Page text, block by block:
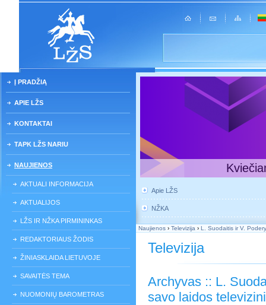
Į PRADŽIĄ
APIE LŽS
KONTAKTAI
TAPK LŽS NARIU
NAUJIENOS
AKTUALI INFORMACIJA
AKTUALIJOS
LŽS IR NŽKA PIRMININKAS
REDAKTORIAUS ŽODIS
ŽINIASKLAIDA LIETUVOJE
SAVAITĖS TEMA
NUOMONIŲ BAROMETRAS
Apie LŽS
NŽKA
Naujienos › Televizija › L. Suodaitis ir V.
Televizija
Archyvas :: L.
savo laidos